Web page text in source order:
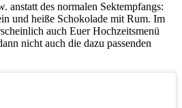
anstatt des normalen Sektempfangs:
und heiße Schokolade mit Rum. Im
auch Euer Hochzeitsmenü
nicht auch die dazu passenden